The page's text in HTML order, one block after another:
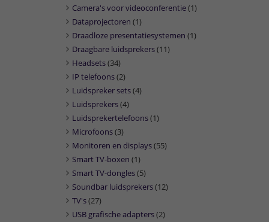
Camera's voor videoconferentie(1)
Dataprojectoren (1)
Draadloze presentatiesystemen (1)
Draagbare luidsprekers(11)
Headsets(34)
IP telefoons(2)
Luidspreker sets(4)
Luidsprekers(4)
Luidsprekertelefoons(1)
Microfoons(3)
Monitoren en displays(55)
Smart TV-boxen (1)
Smart TV-dongles(5)
Soundbar luidsprekers(12)
TV's(27)
USB grafische adapters(2)